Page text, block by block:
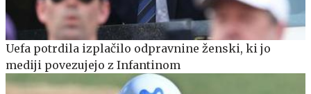
Uefa potrdila izplačilo odpravnine ženski, ki jo
mediji povezujejo z Infantinom